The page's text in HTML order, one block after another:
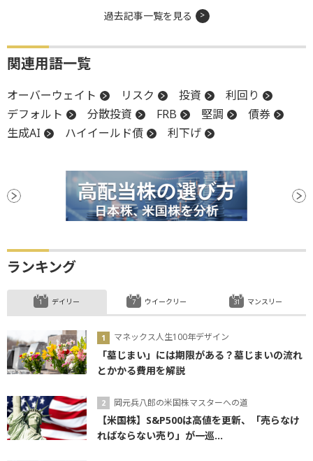
過去記事一覧を見る
関連用語一覧
オーバーウェイト リスク 投資
利回り
デフォルト
分散投資 FRB 堅調
債券
生成AI
ハイイールド債 利下げ
ランキング
デイリー
マネックス人生100年デザイン
「墓じまい」には期限がある？墓じまいの流れ
とかかる費用を解説
岡元兵八郎の米国株マスターへの道
【米国株】S&P500は高値を更新、「売らなけ
ればならない売り」が一巡...
ウイークリー マンスリー